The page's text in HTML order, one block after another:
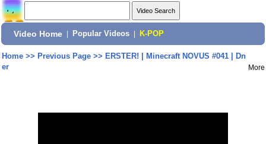
Video Home Popular Videos K-POP
Home>> Previous Page>> ERSTER! | Minecraft NOVUS #041 | Dn
er
More